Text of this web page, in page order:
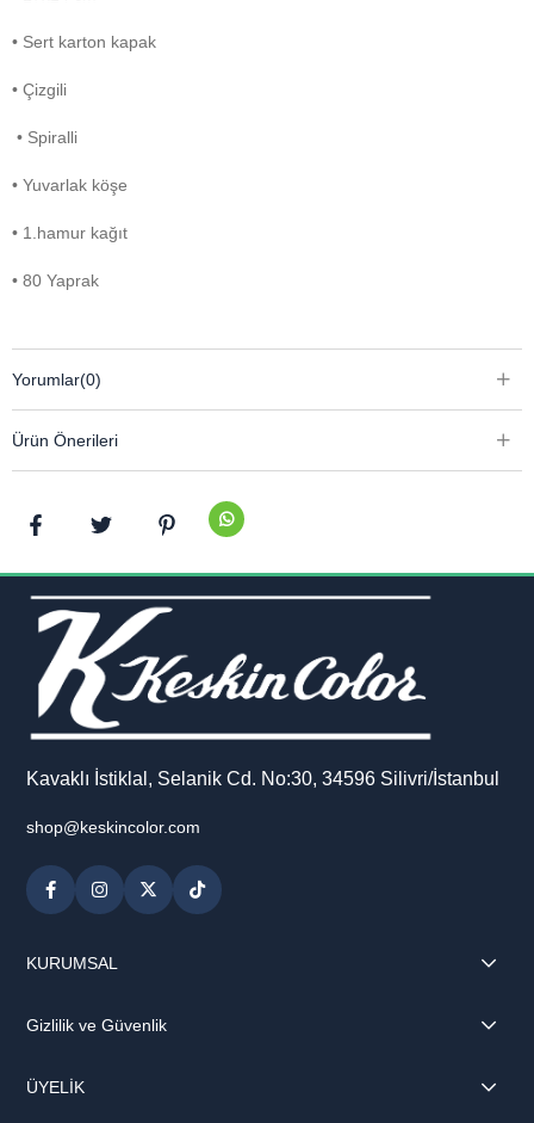
• Sert karton kapak
• Çizgili
• Spiralli
• Yuvarlak köşe
• 1.hamur kağıt
• 80 Yaprak
Yorumlar(0)
Ürün Önerileri
Kavaklı İstiklal, Selanik Cd. No:30, 34596 Silivri/İstanbul
shop@keskincolor.com
KURUMSAL
Gizlilik ve Güvenlik
ÜYELİK